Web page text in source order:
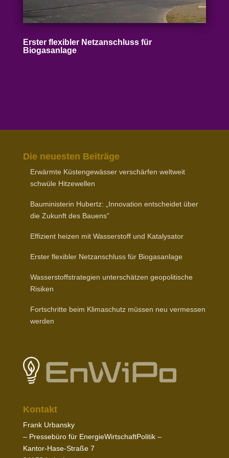
Erster flexibler Netz­an­schluss für
Biogasanlage
Die neuesten Beiträge
Erwärmte Küsten­ge­wässer verschärfen weltweit
schwüle Hitzewellen
Baumi­nis­terin Hubertz: „Inno­vation entscheidet über
die Zukunft des Bauens”
Effizient heizen mit Wasser­stoff und Katalysator
Erster flexibler Netz­an­schluss für Biogasanlage
Wasser­stoff­stra­tegien unter­schätzen geopo­li­tische
Risiken
Fort­schritte beim Klima­schutz müssen neu vermessen
werden
Kontakt
Frank Urbansky
– Pres­sebüro für EnergieWirtschaftPolitik –
Kantor-​Hase-​Straße 7